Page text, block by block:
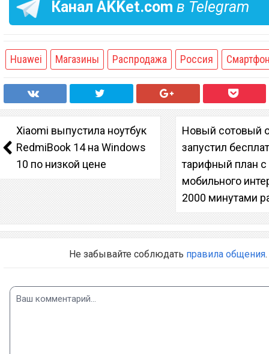
Канал AKKet.com в Telegram
Huawei Магазины Распродажа Россия
Xiaomi выпустила ноутбук
RedmiBook 14 на Windows
10 по низкой цене
Новый сотовый
запустил
тарифный план с
мобильного
2000 минутами
Не забывайте соблюдать правила общения.